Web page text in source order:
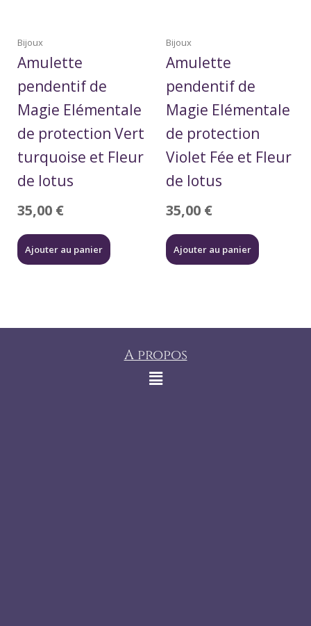
Bijoux
Amulette
pendentif de
Magie Elémentale
de protection Vert
turquoise et Fleur
de lotus
35,00 €
Ajouter au panier
Bijoux
Amulette
pendentif de
Magie Elémentale
de protection
Violet Fée et Fleur
de lotus
35,00 €
Ajouter au panier
A propos